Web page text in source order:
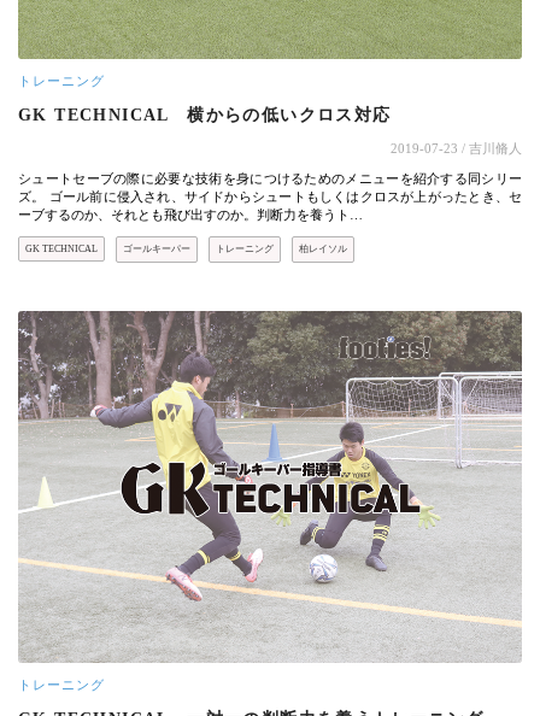
トレーニング
GK TECHNICAL 横からの低いクロス対応
2019-07-23 / 吉川脩人
シュートセーブの際に必要な技術を身につけるためのメニューを紹介する同シリー
ズ。 ゴール前に侵入され、サイドからシュートもしくはクロスが上がったとき、セ
ーブするのか、それとも飛び出すのか。判断力を養うト…
GK TECHNICAL ゴールキーパー トレーニング 柏レイソル
トレーニング